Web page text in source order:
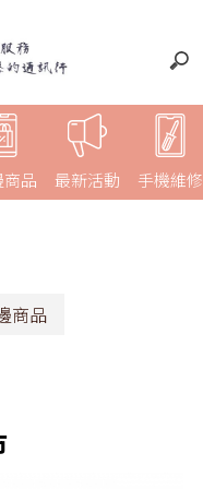
商品 最新活動 手機維修
商品